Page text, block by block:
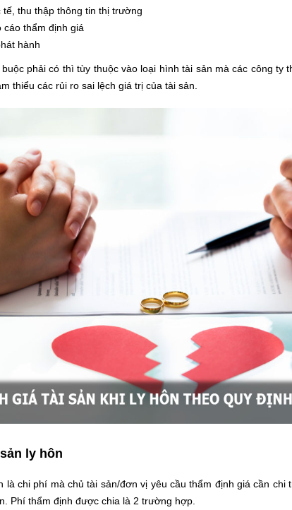
thu thập thông tin thị trường
thẩm định giá
hành
phải có thì tùy thuộc vào loại hình tài sản mà các công ty
thiểu các rủi ro sai lệch giá trị của tài sản.
ly hôn
là chi phí mà chủ tài sản/đơn vị yêu cầu thẩm định giá cần chi
Phí thẩm định được chia là 2 trường hợp.